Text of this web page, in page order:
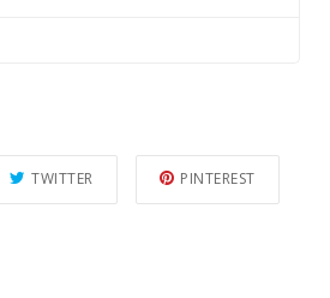
TWITTER PINTEREST